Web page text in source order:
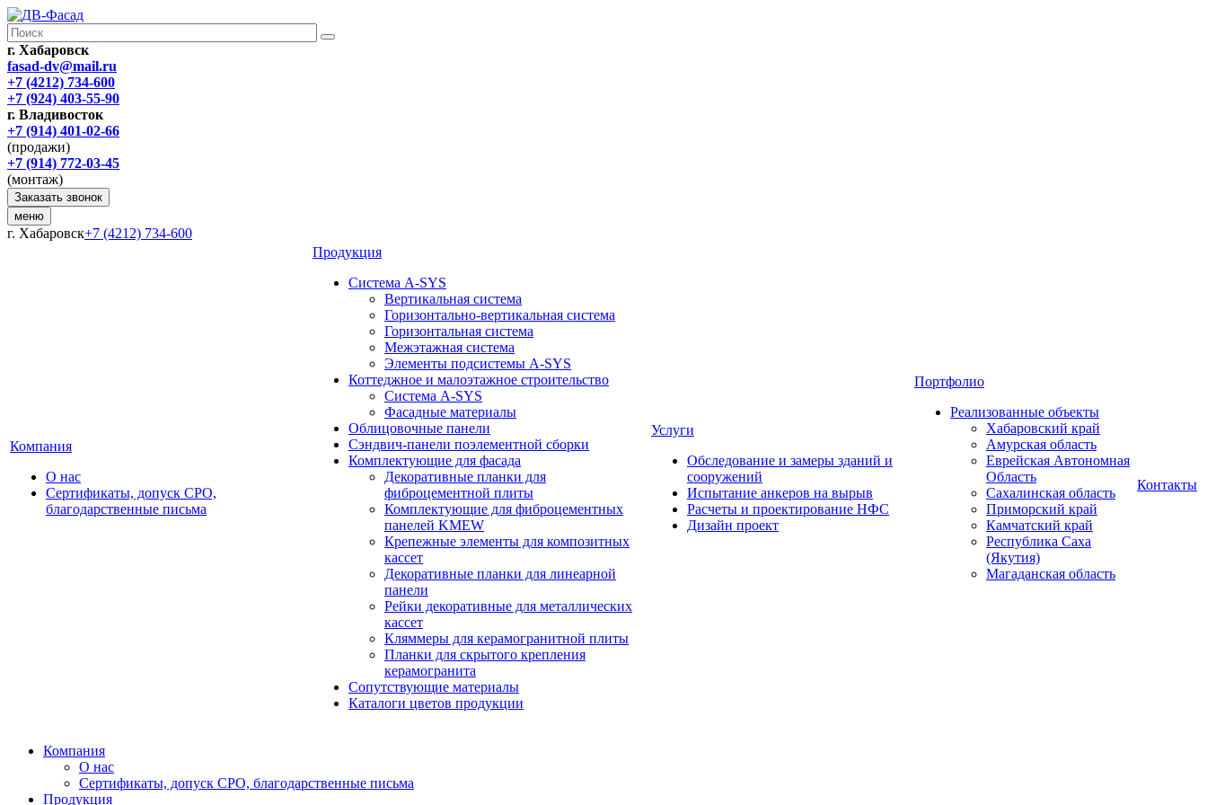
г. Хабаровск
fasad-dv@mail.ru
+7 (4212) 734-600
+7 (924) 403-55-90
г. Владивосток
+7 (914) 401-02-66
(продажи)
+7 (914) 772-03-45
(монтаж)
Заказать звонок
меню
г. Хабаровск+7 (4212) 734-600
Компания
О нас
Сертификаты, допуск СРО,
благодарственные письма
Продукция
Система A-SYS
Вертикальная система
Горизонтально-вертикальная система
Горизонтальная система
Межэтажная система
Элементы подсистемы A-SYS
Коттеджное и малоэтажное строительство
Система A-SYS
Фасадные материалы
Облицовочные панели
Сэндвич-панели поэлементной сборки
Комплектующие для фасада
Декоративные планки для
фиброцементной плиты
Комплектующие для фиброцементных
панелей KMEW
Крепежные элементы для композитных
кассет
Декоративные планки для линеарной
панели
Рейки декоративные для металлических
кассет
Кляммеры для керамогранитной плиты
Планки для скрытого крепления
керамогранита
Сопутствующие материалы
Каталоги цветов продукции
Услуги
Обследование и замеры зданий и
сооружений
Испытание анкеров на вырыв
Расчеты и проектирование НФС
Дизайн проект
Портфолио
Реализованные объекты
Хабаровский край
Амурская область
Еврейская Автономная
Область
Сахалинская область
Приморский край
Камчатский край
Республика Саха
(Якутия)
Магаданская область
Контакты
Компания
О нас
Сертификаты, допуск СРО, благодарственные письма
Продукция